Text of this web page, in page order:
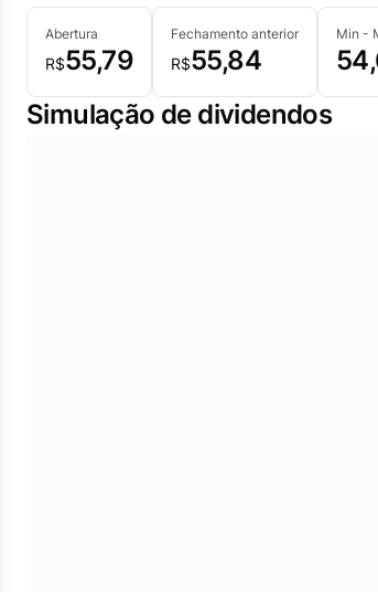
Abertura
R$55,79
Fechamento anterior
R$55,84
Min -
Simulação de dividendos